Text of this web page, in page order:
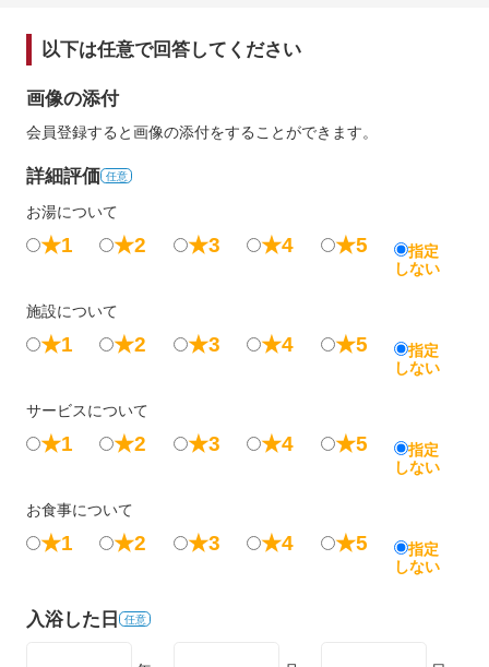
以下は任意で回答してください
画像の添付
会員登録すると画像の添付をすることができます。
詳細評価 任意
お湯について
★1 ★2 ★3 ★4 ★5
指定
しない
施設について
★1 ★2 ★3 ★4 ★5
指定
しない
サービスについて
★1 ★2 ★3 ★4 ★5
指定
しない
お食事について
★1 ★2 ★3 ★4 ★5
指定
しない
入浴した日 任意